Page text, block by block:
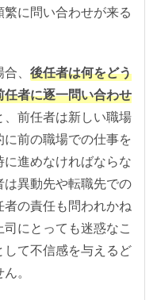
に問い合わせが来る
、 後任者は何をどう
者に逐一問い合わせ
、前任者は新しい職場
前の職場での仕事を
進めなければならな
異動先や転職先での
の責任も問われかね
にとっても迷惑なこ
て不信感を与えるど
。